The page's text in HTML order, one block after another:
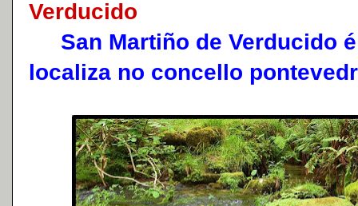
Verducido
San Martiño de Verducido
localiza no concello